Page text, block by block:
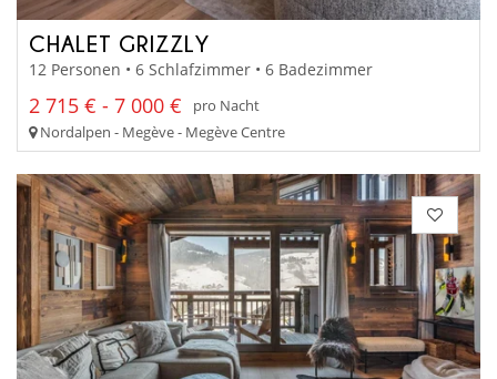
CHALET GRIZZLY
12 Personen • 6 Schlafzimmer • 6 Badezimmer
2 715 € - 7 000 €
pro Nacht
Nordalpen - Megève - Megève Centre